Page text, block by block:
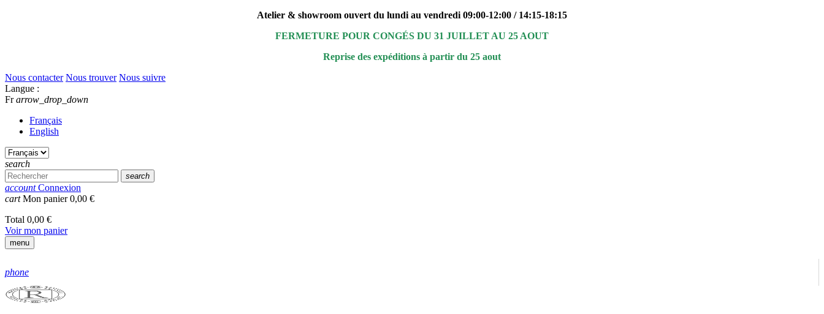
Atelier & showroom ouvert du lundi au vendredi 09:00-12:00 / 14:15-18:15
FERMETURE POUR CONGÉS DU 31 JUILLET AU 25 AOUT
Reprise des expéditions à partir du 25 aout
Nous contacter Nous trouver Nous suivre
Langue :
Fr arrow_drop_down
Français
English
search
search
account Connexion
cart Mon panier0,00 €
Total 0,00 €
Voir mon panier
menu
phone